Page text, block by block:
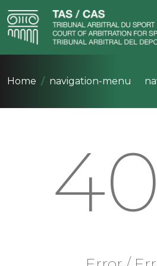
Home navigation-menu